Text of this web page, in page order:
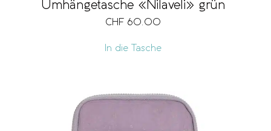
Umhängetasche «Nilaveli» grün
CHF 60.00
In die Tasche